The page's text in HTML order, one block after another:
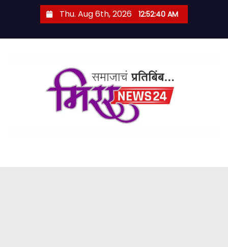
Thu. Aug 6th, 2026 12:52:41 AM